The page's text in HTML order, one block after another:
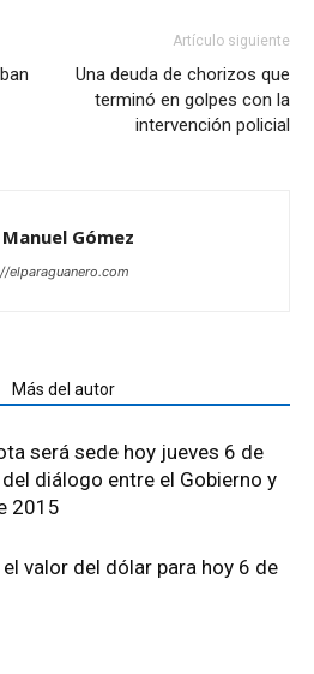
Artículo siguiente
Una deuda de chorizos que
terminó en golpes con la
intervención policial
Manuel Gómez
elparaguanero.com
Más del autor
será sede hoy jueves 6 de
diálogo entre el Gobierno y
2015
el valor del dólar para hoy 6 de